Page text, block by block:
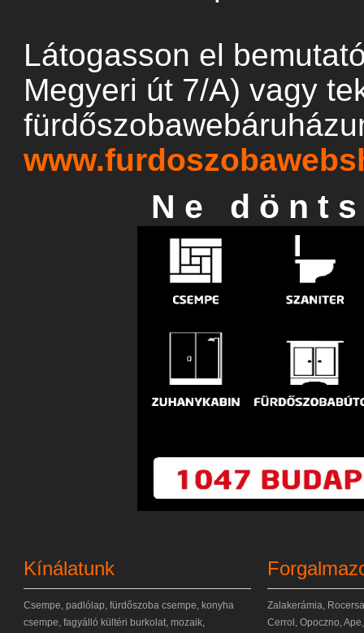
Látogasson el
Megyeri út 7/A) vagy
N e d ö n t
Kínálatunk
Csempe, padlólap, fürdőszoba csempe, konyha
csempe, fagyálló kültéri burkolat, mozaik,
Zalakerámia,
Cerrol, Opoczno,